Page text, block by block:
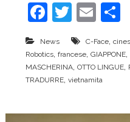
F
c
e
o
T
w
itt
er
E
ai
l
News C-Face,
Robotics, francese, GIAPPONE,
MASCHERINA, OTTO LINGUE,
TRADURRE, vietnamita